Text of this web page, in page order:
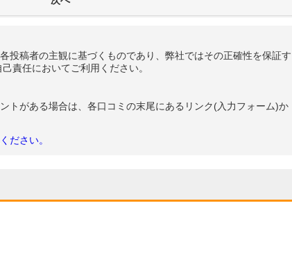
投稿者の主観に基づくものであり、弊社ではその正確性を保証す
責任においてご利用ください。
トがある場合は、各口コミの末尾にあるリンク(入力フォーム)か
ださい。